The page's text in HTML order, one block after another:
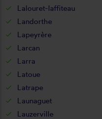
Lalouret-laffiteau
Landorthe
Lapeyrère
Larcan
Larra
Latoue
Latrape
Launaguet
Lauzerville